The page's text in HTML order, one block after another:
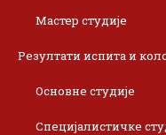
Мастер студије
Резултати испита и
Основне студије
Специјалистичке